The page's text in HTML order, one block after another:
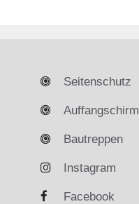
Seitenschutz
Auffangschirm
Bautreppen
Instagram
Facebook